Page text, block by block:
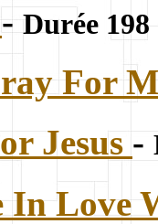
- Durée 198
For
Jesus -
In Love